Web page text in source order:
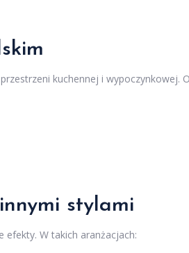
kuchennej i wypoczynkowej.
stylami
efekty. W takich aranżacjach: